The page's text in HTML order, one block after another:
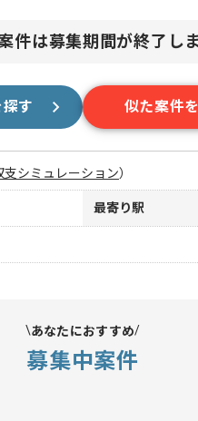
件は募集期間が終了し
す 似た案件
支シミュレーション）
最寄り駅
あなたにおすすめ
募集中案件